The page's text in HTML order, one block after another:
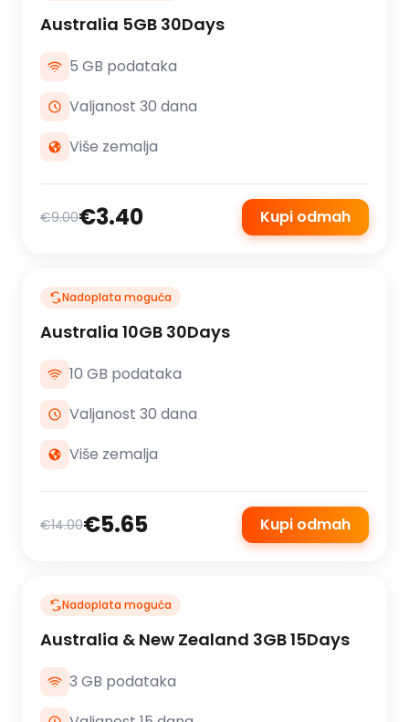
Australia 5GB 30Days
5 GB podataka
Valjanost 30 dana
Više zemalja
€9.00€3.40 Kupi odmah
Nadoplata moguća
Australia 10GB 30Days
10 GB podataka
Valjanost 30 dana
Više zemalja
€14.00€5.65 Kupi odmah
Nadoplata moguća
Australia & New Zealand 3GB 15Days
3 GB podataka